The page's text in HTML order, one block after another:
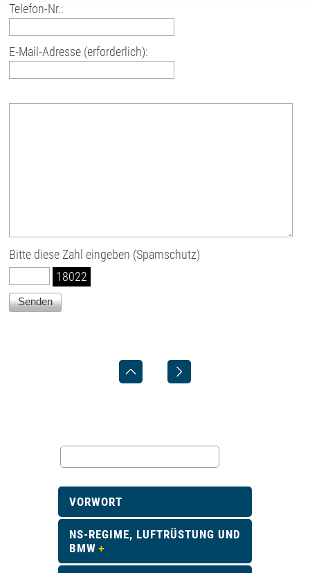
Telefon-Nr.:
E-Mail-Adresse (erforderlich):
Bitte diese Zahl eingeben (Spamschutz)
18022
VORWORT
NS-REGIME, LUFTRÜSTUNG UND
BMW